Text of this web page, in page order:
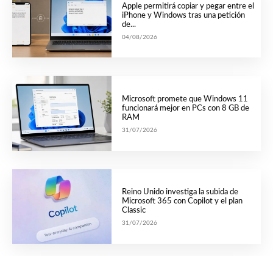
Apple permitirá copiar y pegar entre el
iPhone y Windows tras una petición
de...
04/08/2026
Microsoft promete que Windows 11
funcionará mejor en PCs con 8 GB de
RAM
31/07/2026
Reino Unido investiga la subida de
Microsoft 365 con Copilot y el plan
Classic
31/07/2026